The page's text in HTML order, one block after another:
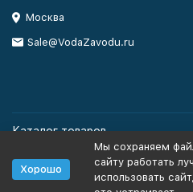
Москва
Sale@VodaZavodu.ru
Каталог товаров
Помощь
Хорошо
Мы сохраняем
сайту работать
использовать